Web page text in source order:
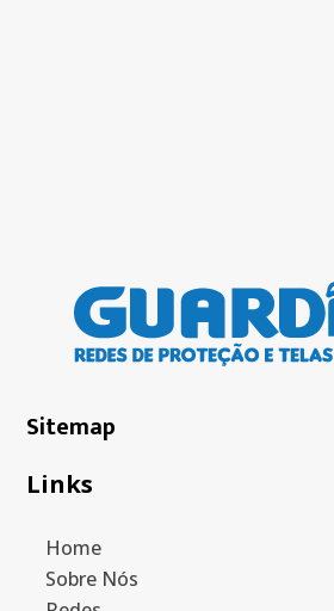
Sitemap
Links
Home
Sobre Nós